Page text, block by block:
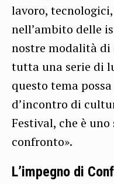
lavoro,
nell’ambito delle
nostre modalità di
tutta una serie di
questo tema
d’incontro di
Festival, che è
confronto».
L’impegno di